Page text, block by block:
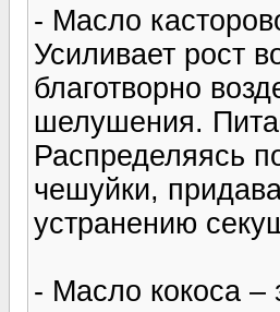
- Масло
Усиливает рост
благотворно
шелушения.
Распределяясь
чешуйки,
устранению
- Масло кокоса –